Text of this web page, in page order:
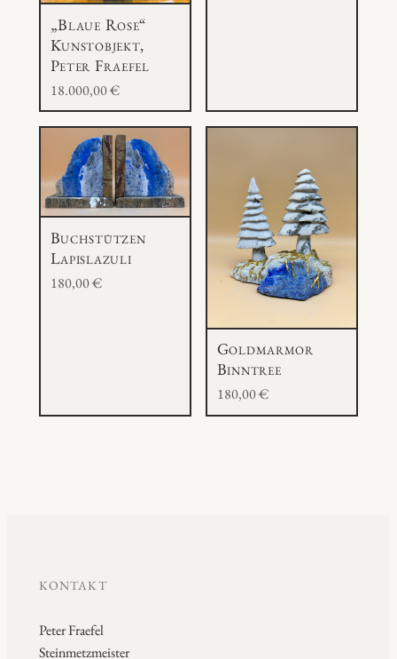
„Blaue Rose“
Kunstobjekt,
Peter Fraefel
18.000,00€
Buchstützen
Lapislazuli
180,00€
Goldmarmor
Binntree
180,00€
KONTAKT
Peter Fraefel
Steinmetzmeister